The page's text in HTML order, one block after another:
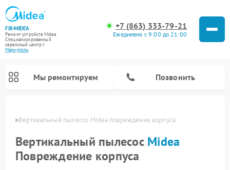
FIX-MIDEA
Ремонт устройств Midea
Специализированный
cервисный центр г.
Мариуполь
+7 (863) 333-79-21
Ежедневно с 9:00 до 21:00
Мы ремонтируем Позвонить
Вертикальный пылесос Midea повреждение корпуса
Вертикальный пылесос Midea
Повреждение корпуса